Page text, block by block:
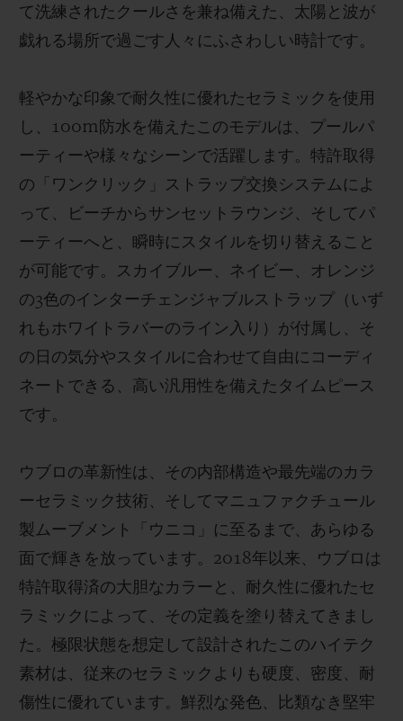
て洗練されたクールさを兼ね備えた、太陽と波が
戯れる場所で過ごす人々にふさわしい時計です。
軽やかな印象で耐久性に優れたセラミックを使用
し、100m防水を備えたこのモデルは、プールパ
ーティーや様々なシーンで活躍します。特許取得
の「ワンクリック」ストラップ交換システムによ
って、ビーチからサンセットラウンジ、そしてパ
ーティーへと、瞬時にスタイルを切り替えること
が可能です。スカイブルー、ネイビー、オレンジ
の3色のインターチェンジャブルストラップ（いず
れもホワイトラバーのライン入り）が付属し、そ
の日の気分やスタイルに合わせて自由にコーディ
ネートできる、高い汎用性を備えたタイムピース
です。
ウブロの革新性は、その内部構造や最先端のカラ
ーセラミック技術、そしてマニュファクチュール
製ムーブメント「ウニコ」に至るまで、あらゆる
面で輝きを放っています。2018年以来、ウブロは
特許取得済の大胆なカラーと、耐久性に優れたセ
ラミックによって、その定義を塗り替えてきまし
た。極限状態を想定して設計されたこのハイテク
素材は、従来のセラミックよりも硬度、密度、耐
傷性に優れています。鮮烈な発色、比類なき堅牢